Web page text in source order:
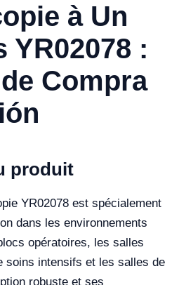
à Un
YR02078 :
Compra
produit
YR02078 est spécialement
dans les environnements
opératoires, les salles
soins intensifs et les salles de
robuste et ses